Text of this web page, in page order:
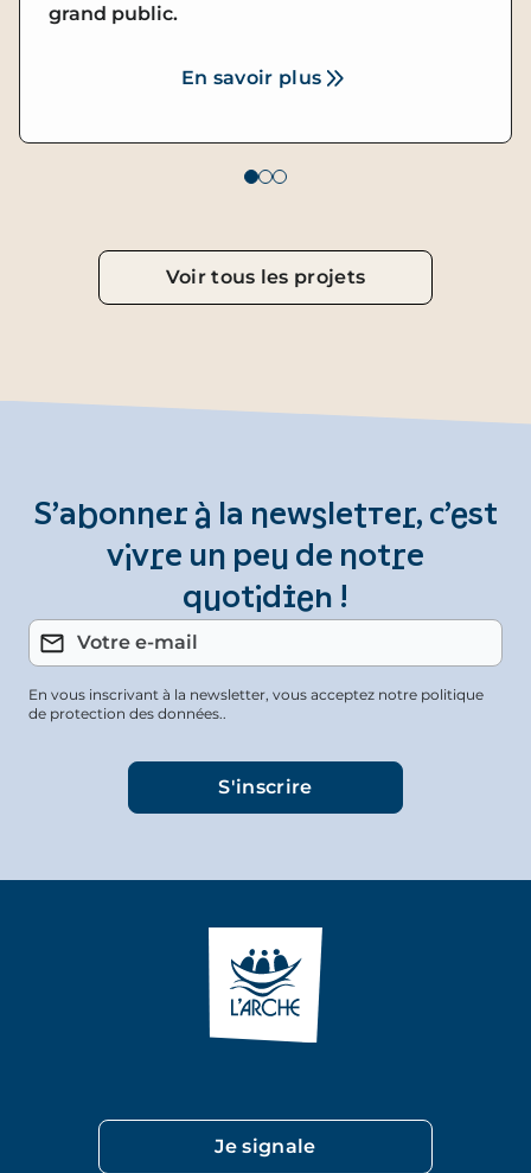
grand public.
En savoir plus
Voir tous les projets
S’abonner à la newsletter, c’est
vivre un peu de notre
quotidien !
En vous inscrivant à la newsletter, vous acceptez notre politique
de protection des données..
Je signale